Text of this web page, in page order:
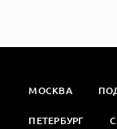
МОСКВА
ПЕТЕРБУРГ